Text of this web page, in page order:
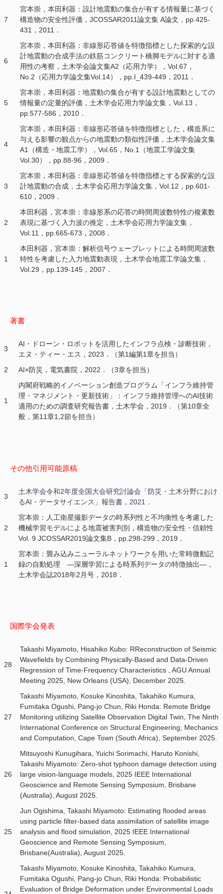
7
宮本崇，本田利器：設計地震動の集合が有する情報量に基づく
構造物の安全性評価，JCOSSAR2011論文集 A論文，pp.425-
431，2011．
6
宮本崇，本田利器：非線形応答値を特徴指標とした探索的な設
計地震動の合成手法の鉄筋コンクリート橋脚モデルに対する適
用性の考察，土木学会論文集A2（応用力学），Vol.67，
No.2（応用力学論文集Vol.14），pp.I_439-449，2011．
5
宮本崇，本田利器：地震動の集合が有する設計地震動としての
情報量の定量的評価，土木学会応用力学論文集，Vol.13，
pp.577-586，2010．
4
宮本崇，本田利器：非線形応答値を特徴指標とした，構造系に
与える影響の観点からの地震動の類似性評価，土木学会論文集
A1（構造・地震工学），Vol.65，No.1（地震工学論文集
Vol.30），pp.88-96，2009．
3
宮本崇，本田利器：非線形応答値を特徴指標とする探索的な設
計地震動の合成，土木学会応用力学論文集，Vol.12，pp.601-
610，2009．
2
本田利器，宮本崇：非線形系の応答の時間周波数特性の複素数
表現に基づく入力波の推定，土木学会応用力学論文集，
Vol.11，pp.665-673，2008．
1
本田利器，宮本崇：解析信号ウェーブレットによる時間周波数
特性を考慮した入力地震動表現，土木学会地震工学論文集，
Vol.29，pp.139-145，2007．
著書
3
AI・ドローン・ロボットを活用したインフラ点検・診断技術，
エヌ・ティー・エス，2023．（第1編第1章を担当）
2
AI×防災，電気書院，2022．（3章を担当）
1
内閣府戦略的イノベーション創造プログラム「インフラ維持管
理・マネジメント・更新技術」：インフラ維持管理へのAI技術
適用のための調査研究報告書，土木学会，2019．（第10章全
般，第11章1,2節を担当）
その他引用可能原稿
3
土木学会令和2年度全国大会研究討論会「防災・土木分野におけ
るAI・データサイエンス」報告書，2021．
2
宮本崇：人工衛星撮影データの時系列性と不均衡性を考慮した
機械学習モデルによる地震被害判別，構造物の安全性・信頼性
Vol. 9 JCOSSAR2019論文集B，pp.298-299，2019．
1
宮本崇：畳み込みニューラルネットワークを用いた常時微動記
録の自動処理 ―深層学習による時系列データの特徴抽出―，
土木学会誌2018年2月号，2018．
国際学会発表
28
Takashi Miyamoto, Hisahiko Kubo: RReconstruction of Seismic
Wavefields by Combining Physically-Based and Data-Driven
Regression of Time-Frequency Characteristics , AGU Annual
Meeting 2025, New Orleans (USA), December 2025.
27
Takashi Miyamoto, Kosuke Kinoshita, Takahiko Kumura,
Fumitaka Ogushi, Pang-jo Chun, Riki Honda: Remote Bridge
Monitoring utilizing Satellite Observation Digital Twin, The Ninth
International Conference on Structural Engineering, Mechanics
and Computation, Cape Town (South Africa), September 2025.
26
Mitsuyoshi Kunugihara, Yuichi Sorimachi, Haruto Konishi,
Takashi Miyamoto: Zero-shot typhoon damage detection using
large vision-language models, 2025 IEEE International
Geoscience and Remote Sensing Symposium, Brisbane
(Australia), August 2025.
25
Jun Ogishima, Takashi Miyamoto: Estimating flooded areas
using particle filter-based data assimilation of satellite image
analysis and flood simulation, 2025 IEEE International
Geoscience and Remote Sensing Symposium,
Brisbane(Australia), August 2025.
Takashi Miyamoto, Kosuke Kinoshita, Takahiko Kumura,
Fumitaka Ogushi, Pang-jo Chun, Riki Honda: Probabilistic
Evaluation of Bridge Deformation under Environmental Loads